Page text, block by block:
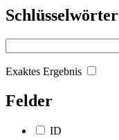
Schlüsselwörter
Exaktes Ergebnis
Felder
ID